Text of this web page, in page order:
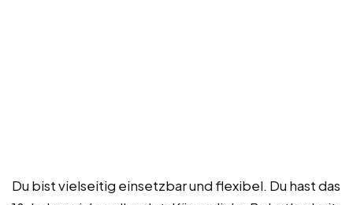
Du bist vielseitig einsetzbar und flexibel. Du hast das